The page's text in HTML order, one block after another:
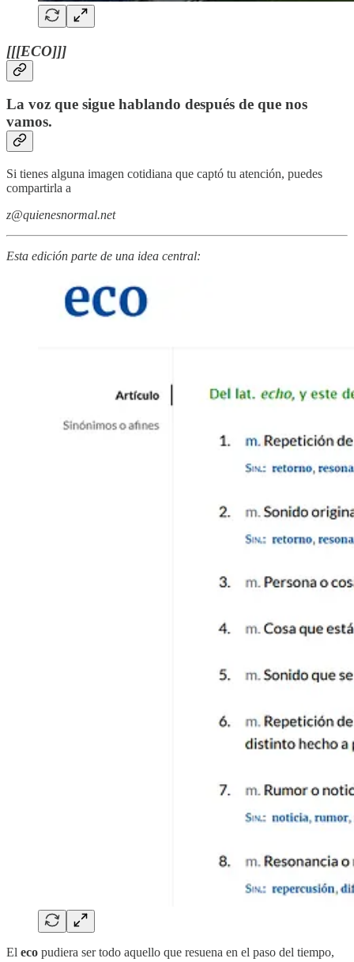
[[[ECO]]]
La voz que sigue hablando después de que nos
vamos.
Si tienes alguna imagen cotidiana que captó tu atención, puedes
compartirla a
z@quienesnormal.net
Esta edición parte de una idea central:
El eco pudiera ser todo aquello que resuena en el paso del tiempo,